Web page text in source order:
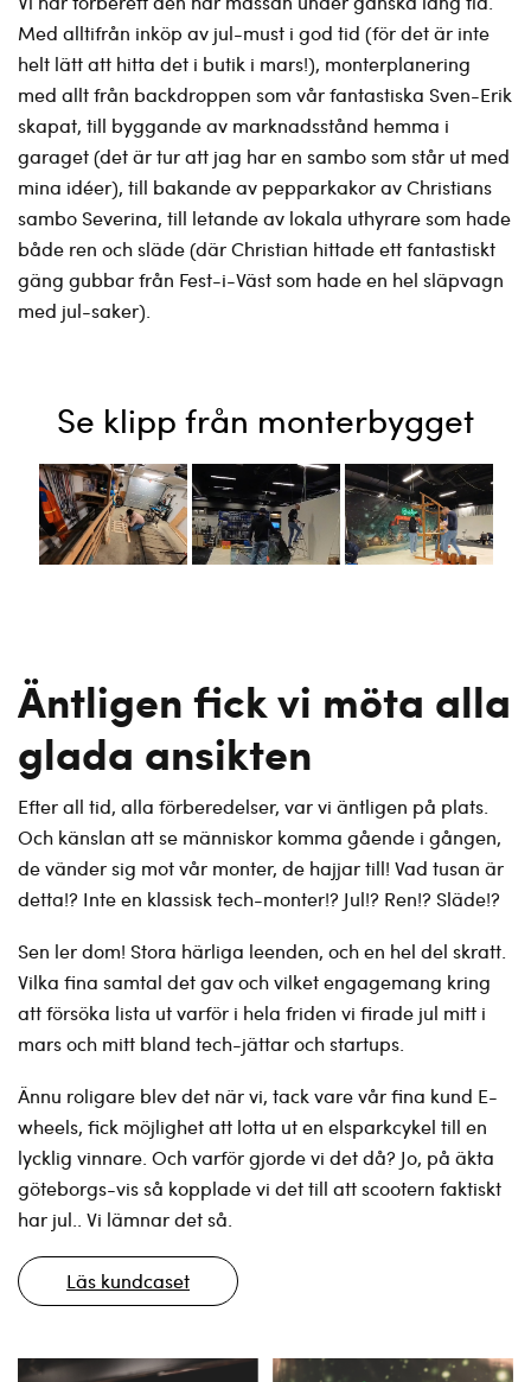
Med alltifrån inköp av jul-must i god tid (för det är inte
helt lätt att hitta det i butik i mars!), monterplanering
med allt från backdroppen som vår fantastiska Sven-Erik
skapat, till byggande av marknadsstånd hemma i
garaget (det är tur att jag har en sambo som står ut med
mina idéer), till bakande av pepparkakor av Christians
sambo Severina, till letande av lokala uthyrare som hade
både ren och släde (där Christian hittade ett fantastiskt
gäng gubbar från Fest-i-Väst som hade en hel släpvagn
med jul-saker).
Se klipp från monterbygget
Äntligen fick vi möta alla
glada ansikten
Efter all tid, alla förberedelser, var vi äntligen på plats.
Och känslan att se människor komma gående i gången,
de vänder sig mot vår monter, de hajjar till! Vad tusan är
detta!? Inte en klassisk tech-monter!? Jul!? Ren!? Släde!?
Sen ler dom! Stora härliga leenden, och en hel del skratt.
Vilka fina samtal det gav och vilket engagemang kring
att försöka lista ut varför i hela friden vi firade jul mitt i
mars och mitt bland tech-jättar och startups.
Ännu roligare blev det när vi, tack vare vår fina kund E-
wheels, fick möjlighet att lotta ut en elsparkcykel till en
lycklig vinnare. Och varför gjorde vi det då? Jo, på äkta
göteborgs-vis så kopplade vi det till att scootern faktiskt
har jul.. Vi lämnar det så.
Läs kundcaset